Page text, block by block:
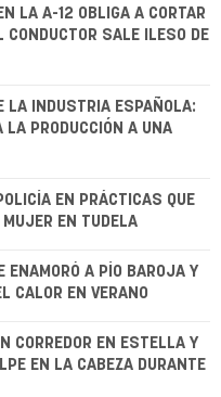
LA A-12 OBLIGA A CORTAR
CONDUCTOR SALE ILESO DE
LA INDUSTRIA ESPAÑOLA:
LA PRODUCCIÓN A UNA
EN PRÁCTICAS QUE
EN TUDELA
ENAMORÓ A PÍO BAROJA Y
CALOR EN VERANO
CORREDOR EN ESTELLA Y
EN LA CABEZA DURANTE